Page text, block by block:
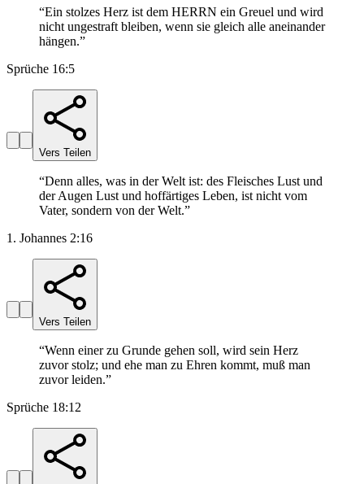
“Ein stolzes Herz ist dem HERRN ein Greuel und wird
nicht ungestraft bleiben, wenn sie gleich alle aneinander
hängen.”
Sprüche 16:5
Vers Teilen
“Denn alles, was in der Welt ist: des Fleisches Lust und
der Augen Lust und hoffärtiges Leben, ist nicht vom
Vater, sondern von der Welt.”
1. Johannes 2:16
Vers Teilen
“Wenn einer zu Grunde gehen soll, wird sein Herz
zuvor stolz; und ehe man zu Ehren kommt, muß man
zuvor leiden.”
Sprüche 18:12